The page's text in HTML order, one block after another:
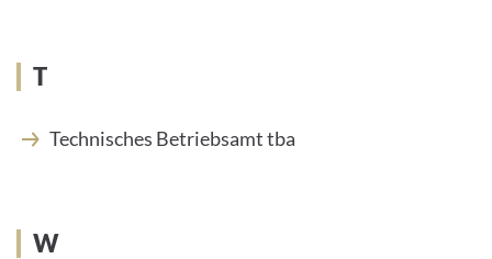
T
Technisches Betriebsamt tba
W